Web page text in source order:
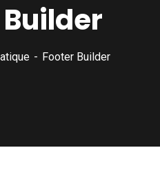
Footer Builder